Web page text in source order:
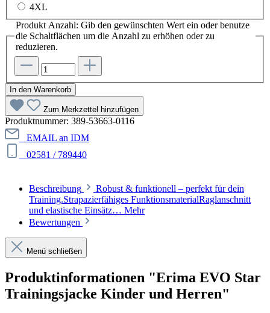
4XL
Produkt Anzahl: Gib den gewünschten Wert ein oder benutze
die Schaltflächen um die Anzahl zu erhöhen oder zu
reduzieren.
In den Warenkorb
Zum Merkzettel hinzufügen
Produktnummer: 389-53663-0116
EMAIL an IDM
02581 / 789440
Beschreibung
Robust & funktionell – perfekt für dein
Training.Strapazierfähiges FunktionsmaterialRaglanschnitt
und elastische Einsätz… Mehr
Bewertungen
Menü schließen
Produktinformationen "Erima EVO Star
Trainingsjacke Kinder und Herren"